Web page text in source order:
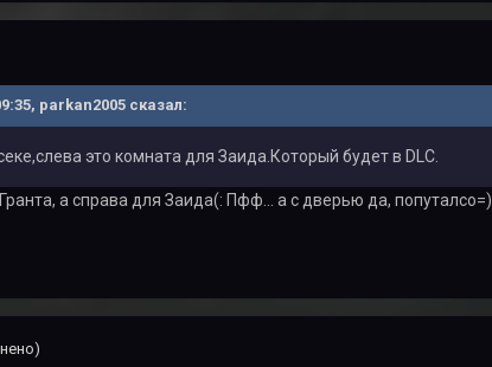
parkan2005 сказал:
это комната для Заида.Который будет в DLC.
а справа для Заида(: Пфф... а с дверью да, попуталсо=)